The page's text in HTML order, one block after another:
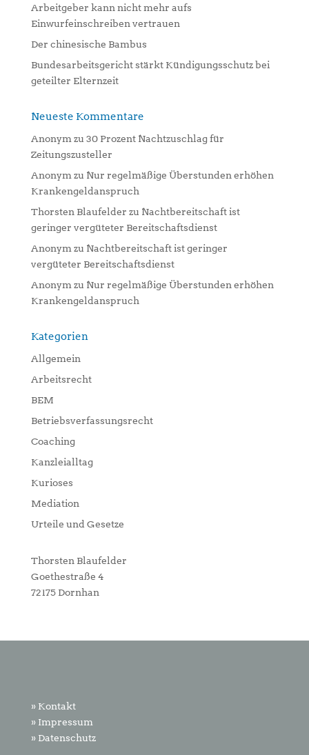
:Arbeitgeber kann nicht mehr aufs
Einwurfeinschreiben vertrauen
Der chinesische Bambus
Bundesarbeitsgericht stärkt Kündigungsschutz bei
geteilter Elternzeit
Neueste Kommentare
Anonym zu 30 Prozent Nachtzuschlag für
Zeitungszusteller
Anonym zu Nur regelmäßige Überstunden erhöhen
Krankengeldanspruch
Thorsten Blaufelder zu Nachtbereitschaft ist
geringer vergüteter Bereitschaftsdienst
Anonym zu Nachtbereitschaft ist geringer
vergüteter Bereitschaftsdienst
Anonym zu Nur regelmäßige Überstunden erhöhen
Krankengeldanspruch
Kategorien
Allgemein
Arbeitsrecht
BEM
Betriebsverfassungsrecht
Coaching
Kanzleialltag
Kurioses
Mediation
Urteile und Gesetze
Thorsten Blaufelder
Goethestraße 4
72175 Dornhan
» Kontakt
» Impressum
» Datenschutz